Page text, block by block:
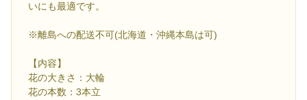
いにも最適です。
※離島への配送不可(北海道・沖縄本島は可)
【内容】
花の大きさ：大輪
花の本数：3本立